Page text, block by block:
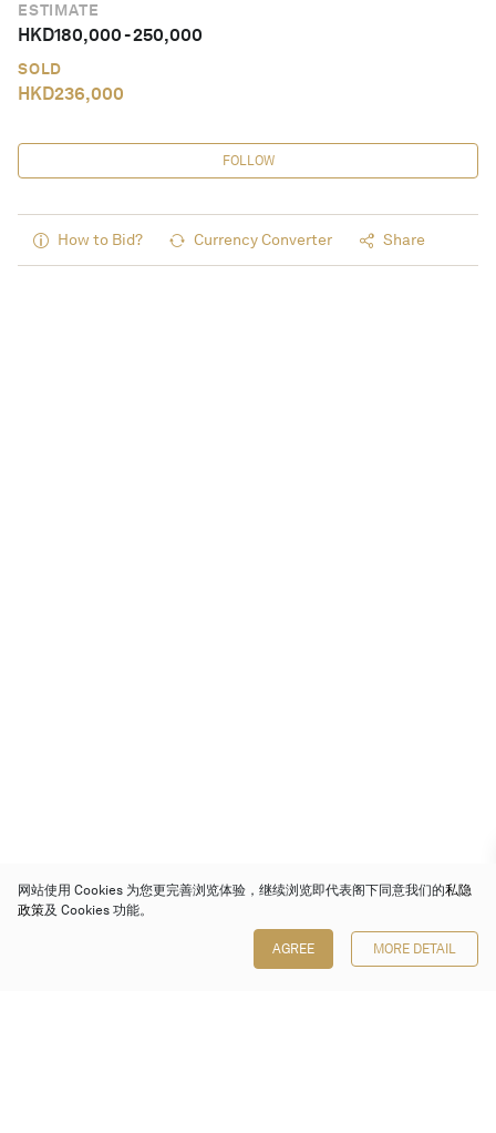
ESTIMATE
HKD180,000-250,000
SOLD
HKD236,000
FOLLOW
How to Bid? Currency Converter Share
网站使用 Cookies 为您更完善浏览体验，继续浏览即代表阁下同意我们的私隐
政策及 Cookies 功能。
AGREE MORE DETAIL